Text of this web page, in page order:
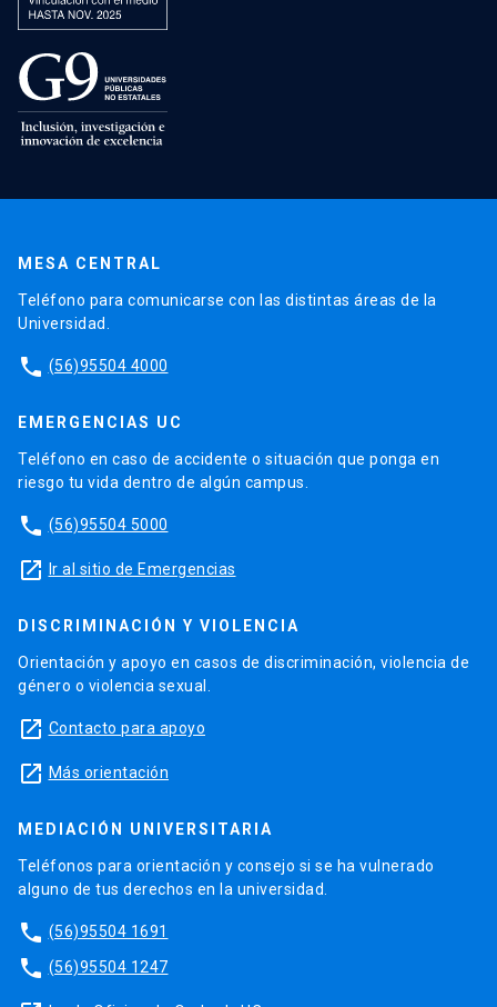
MESA CENTRAL
Teléfono para comunicarse con las distintas áreas de la
Universidad.
phone (56)95504 4000
EMERGENCIAS UC
Teléfono en caso de accidente o situación que ponga en
riesgo tu vida dentro de algún campus.
phone (56)95504 5000
launch Ir al sitio de Emergencias
DISCRIMINACIÓN Y VIOLENCIA
Orientación y apoyo en casos de discriminación, violencia de
género o violencia sexual.
launch Contacto para apoyo
launch Más orientación
MEDIACIÓN UNIVERSITARIA
Teléfonos para orientación y consejo si se ha vulnerado
alguno de tus derechos en la universidad.
phone (56)95504 1691
phone (56)95504 1247